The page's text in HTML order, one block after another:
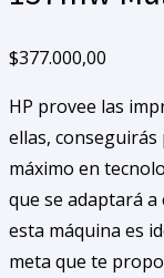
$377.000,00
HP provee las
ellas,
máximo en
que se adaptará
esta máquina es
meta que te